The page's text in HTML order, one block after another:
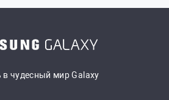
в чудесный мир Galaxy